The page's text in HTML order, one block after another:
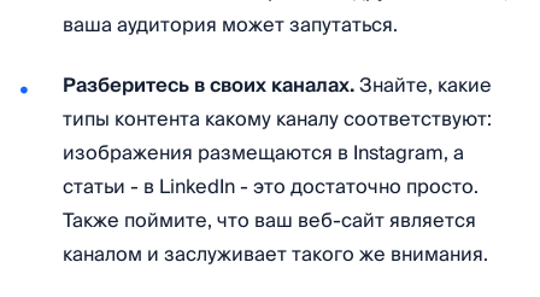
ваша аудитория может запутаться.
Разберитесь в своих каналах.Знайте, какие
типы контента какому каналу соответствуют:
изображения размещаются в Instagram, а
статьи - в LinkedIn - это достаточно просто.
Также поймите, что ваш веб-сайт является
каналом и заслуживает такого же внимания.